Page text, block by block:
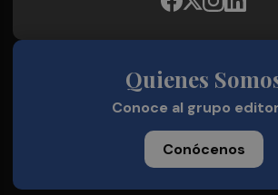
Quienes
Conoce al grupo
Conócenos